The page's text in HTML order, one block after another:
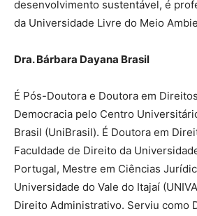
desenvolvimento sustentável, é
da Universidade Livre do Meio
Dra. Bárbara Dayana Brasil
É Pós-Doutora e Doutora em
Democracia pelo Centro
Brasil (UniBrasil). É Doutora em
Faculdade de Direito da
Portugal, Mestre em Ciências
Universidade do Vale do Itajaí
Direito Administrativo. Serviu como